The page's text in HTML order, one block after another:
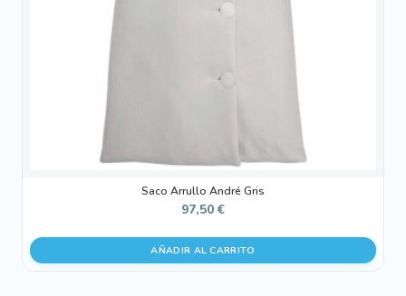
Saco Arrullo André Gris
97,50 €
AÑADIR AL CARRITO